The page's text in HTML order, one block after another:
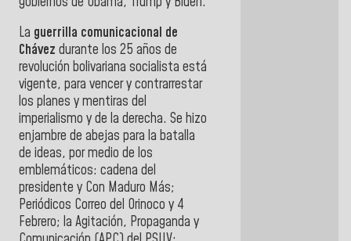
La guerrilla comunicacional de
Chávez durante los 25 años de
revolución bolivariana socialista está
vigente, para vencer y contrarrestar
los planes y mentiras del
imperialismo y de la derecha. Se hizo
enjambre de abejas para la batalla
de ideas, por medio de los
emblemáticos: cadena del
presidente y Con Maduro Más;
Periódicos Correo del Orinoco y 4
Febrero; la Agitación, Propaganda y